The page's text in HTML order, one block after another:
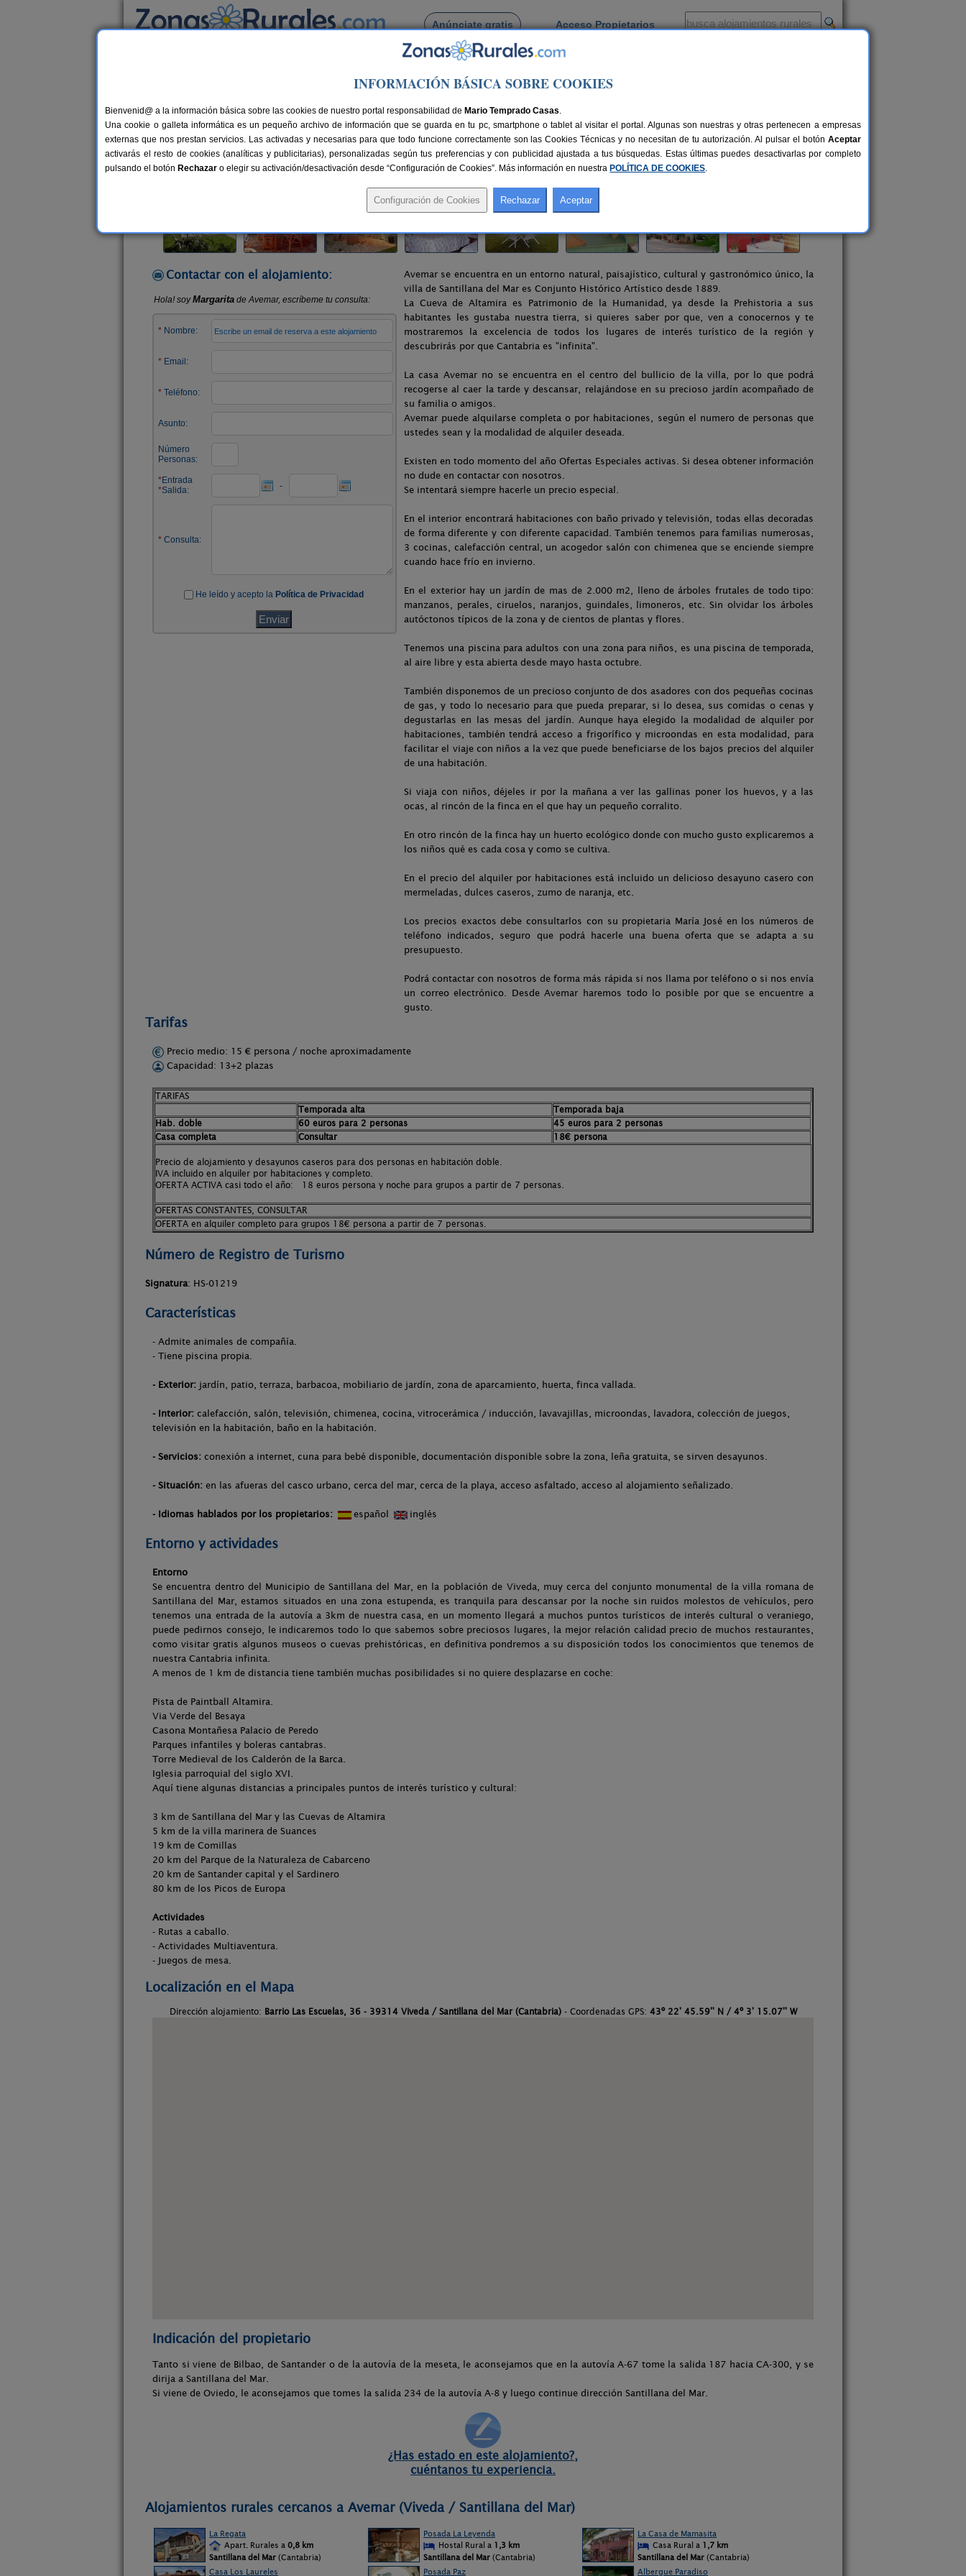
Anúnciate gratis Acceso Propietarios
Busca por pueblo
Avemar
Hostal Rural en Viveda / Santillana del Mar (Cantabria)
Alquiler completo y por habitaciones 13+2 plazas 22 km de Santander Compartir:
Contactar con el alojamiento:
Avemar se encuentra en un entorno natural, paisajístico, cultural y gastronómico único, la
villa de Santillana del Mar es Conjunto Histórico Artístico desde 1889.
La Cueva de Altamira es Patrimonio de la Humanidad, ya desde la Prehistoria a sus
habitantes les gustaba nuestra tierra, si quieres saber por que, ven a conocernos y te
mostraremos la excelencia de todos los lugares de interés turístico de la región y
descubrirás por que Cantabria es "infinita".
La casa Avemar no se encuentra en el centro del bullicio de la villa, por lo que podrá
recogerse al caer la tarde y descansar, relajándose en su precioso jardín acompañado de
su familia o amigos.
Avemar puede alquilarse completa o por habitaciones, según el numero de personas que
ustedes sean y la modalidad de alquiler deseada.
Existen en todo momento del año Ofertas Especiales activas. Si desea obtener información
no dude en contactar con nosotros.
Se intentará siempre hacerle un precio especial.
En el interior encontrará habitaciones con baño privado y televisión, todas ellas decoradas
de forma diferente y con diferente capacidad. También tenemos para familias numerosas,
3 cocinas, calefacción central, un acogedor salón con chimenea que se enciende siempre
cuando hace frío en invierno.
En el exterior hay un jardín de mas de 2.000 m2, lleno de árboles frutales de todo tipo:
manzanos, perales, ciruelos, naranjos, guindales, limoneros, etc. Sin olvidar los árboles
autóctonos típicos de la zona y de cientos de plantas y flores.
Tenemos una piscina para adultos con una zona para niños, es una piscina de temporada,
al aire libre y esta abierta desde mayo hasta octubre.
También disponemos de un precioso conjunto de dos asadores con dos pequeñas cocinas
de gas, y todo lo necesario para que pueda preparar, si lo desea, sus comidas o cenas y
degustarlas en las mesas del jardín. Aunque haya elegido la modalidad de alquiler por
habitaciones, también tendrá acceso a frigorífico y microondas en esta modalidad, para
facilitar el viaje con niños a la vez que puede beneficiarse de los bajos precios del alquiler
de una habitación.
Si viaja con niños, déjeles ir por la mañana a ver las gallinas poner los huevos, y a las
ocas, al rincón de la finca en el que hay un pequeño corralito.
En otro rincón de la finca hay un huerto ecológico donde con mucho gusto explicaremos a
los niños qué es cada cosa y como se cultiva.
En el precio del alquiler por habitaciones está incluido un delicioso desayuno casero con
mermeladas, dulces caseros, zumo de naranja, etc.
Los precios exactos debe consultarlos con su propietaria María José en los números de
teléfono indicados, seguro que podrá hacerle una buena oferta que se adapta a su
presupuesto.
Podrá contactar con nosotros de forma más rápida si nos llama por teléfono o si nos envía
un correo electrónico. Desde Avemar haremos todo lo posible por que se encuentre a
gusto.
Tarifas
Precio medio: 15 € persona / noche aproximadamente
Capacidad: 13+2 plazas
TARIFAS
Temporada alta
Temporada baja
Hab. doble
60 euros para 2 personas
45 euros para 2 personas
Casa completa
Consultar 18€ persona
Precio de alojamiento y desayunos caseros para dos personas en habitación doble.
IVA incluido en alquiler por habitaciones y completo.
OFERTA ACTIVA casi todo el año: 18 euros persona y noche para grupos a partir de 7 personas.
OFERTAS CONSTANTES, CONSULTAR
OFERTA en alquiler completo para grupos 18€ persona a partir de 7 personas.
Número de Registro de Turismo
Signatura: HS-01219
Características
- Admite animales de compañía.
- Tiene piscina propia.
- Exterior: jardín, patio, terraza, barbacoa, mobiliario de jardín, zona de aparcamiento, huerta, finca vallada.
- Interior: calefacción, salón, televisión, chimenea, cocina, vitrocerámica / inducción, lavavajillas, microondas, lavadora, colección de juegos,
televisión en la habitación, baño en la habitación.
- Servicios: conexión a internet, cuna para bebé disponible, documentación disponible sobre la zona, leña gratuita, se sirven desayunos.
- Situación: en las afueras del casco urbano, cerca del mar, cerca de la playa, acceso asfaltado, acceso al alojamiento señalizado.
- Idiomas hablados por los propietarios: español inglés
Entorno y actividades
Entorno
Se encuentra dentro del Municipio de Santillana del Mar, en la población de Viveda, muy cerca del conjunto monumental de la villa romana de
Santillana del Mar, estamos situados en una zona estupenda, es tranquila para descansar por la noche sin ruidos molestos de vehículos, pero
tenemos una entrada de la autovía a 3km de nuestra casa, en un momento llegará a muchos puntos turísticos de interés cultural o veraniego,
puede pedirnos consejo, le indicaremos todo lo que sabemos sobre preciosos lugares, la mejor relación calidad precio de muchos restaurantes,
como visitar gratis algunos museos o cuevas prehistóricas, en definitiva pondremos a su disposición todos los conocimientos que tenemos de
nuestra Cantabria infinita.
A menos de 1 km de distancia tiene también muchas posibilidades si no quiere desplazarse en coche:
Pista de Paintball Altamira.
Via Verde del Besaya
Casona Montañesa Palacio de Peredo
Parques infantiles y boleras cantabras.
Torre Medieval de los Calderón de la Barca.
Iglesia parroquial del siglo XVI.
Aquí tiene algunas distancias a principales puntos de interés turístico y cultural:
3 km de Santillana del Mar y las Cuevas de Altamira
5 km de la villa marinera de Suances
19 km de Comillas
20 km del Parque de la Naturaleza de Cabarceno
20 km de Santander capital y el Sardinero
80 km de los Picos de Europa
Actividades
- Rutas a caballo.
- Actividades Multiaventura.
- Juegos de mesa.
Localización en el Mapa
Dirección alojamiento: Barrio Las Escuelas, 36 - 39314 Viveda / Santillana del Mar (Cantabria)- Coordenadas GPS: 43º 22' 45.59'' N / 4º 3' 15.07'' W
Indicación del propietario
Tanto si viene de Bilbao, de Santander o de la autovía de la meseta, le aconsejamos que en la autovía A-67 tome la salida 187 hacia CA-300, y se
dirija a Santillana del Mar.
Si viene de Oviedo, le aconsejamos que tomes la salida 234 de la autovía A-8 y luego continue dirección Santillana del Mar.
¿Has estado en este alojamiento?,
cuéntanos tu experiencia.
Alojamientos rurales cercanos a Avemar (Viveda / Santillana del Mar)
La Regata
Apart. Rurales a 0,8 km
Santillana del Mar (Cantabria)
Posada La Leyenda
Hostal Rural a 1,3 km
Santillana del Mar (Cantabria)
La Casa de Mamasita
Casa Rural a 1,7 km
Santillana del Mar (Cantabria)
Casa Los Laureles
Posada Paz Albergue Paradiso
INFORMACIÓN BÁSICA SOBRE COOKIES
Bienvenid@ a la información básica sobre las cookies de nuestro portal responsabilidad de Mario Temprado Casas.
Una cookie o galleta informática es un pequeño archivo de información que se guarda en tu pc, smartphone o tablet al visitar el portal. Algunas son nuestras y otras pertenecen a empresas
externas que nos prestan servicios. Las activadas y necesarias para que todo funcione correctamente son las Cookies Técnicas y no necesitan de tu autorización. Al pulsar el botón Aceptar
activarás el resto de cookies (analíticas y publicitarias), personalizadas según tus preferencias y con publicidad ajustada a tus búsquedas. Estas últimas puedes desactivarlas por completo
pulsando el botón Rechazar o elegir su activación/desactivación desde “Configuración de Cookies”. Más información en nuestra POLÍTICA DE COOKIES.